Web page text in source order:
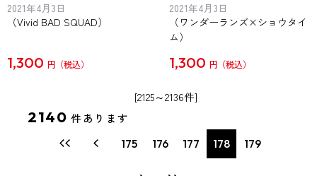
2021年4月3日
（Vivid BAD SQUAD）
1,300 円
2021年4月3日
（ワンダーランズ×ショウタイ
ム）
1,300 円
[2125～2136件]
2140 件あります
175 176 177 178 179